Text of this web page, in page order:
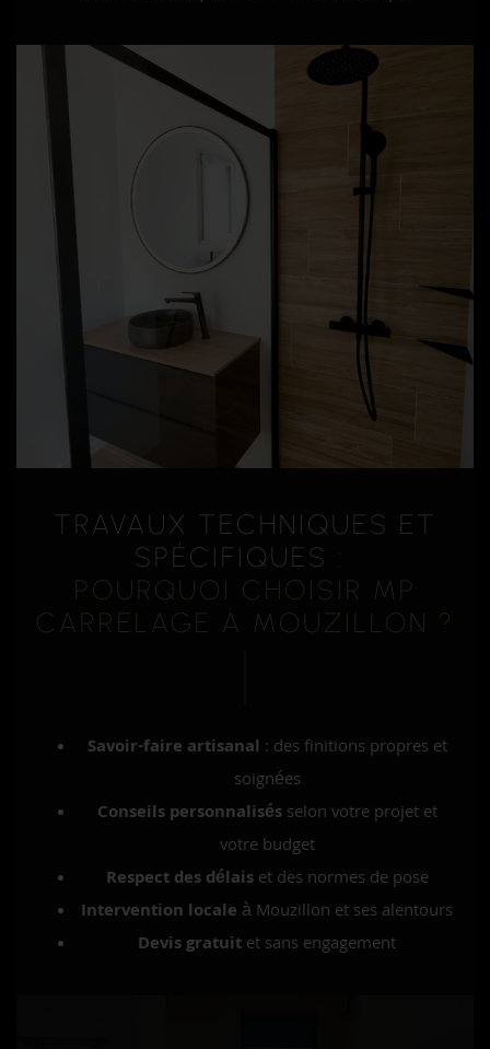
TRAVAUX TECHNIQUES ET
SPÉCIFIQUES :
POURQUOI CHOISIR MP
CARRELAGE À MOUZILLON ?
Savoir-faire artisanal : des finitions propres et
soignées
Conseils personnalisésselon votre projet et
votre budget
Respect des délaiset des normes de pose
Intervention locale à Mouzillon et ses alentours
Devis gratuitet sans engagement